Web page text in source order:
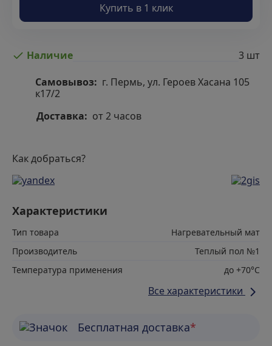
Купить в 1 клик
Наличие
3 шт
Самовывоз: г. Пермь, ул. Героев Хасана 105
к17/2
Доставка: от 2 часов
Как добраться?
Характеристики
Тип товара
Нагревательный мат
Производитель
Теплый пол №1
Температура применения
до +70°С
Все характеристики
Бесплатная доставка*